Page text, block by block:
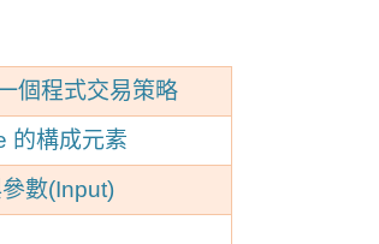
個程式交易策略
的構成元素
數(Input)